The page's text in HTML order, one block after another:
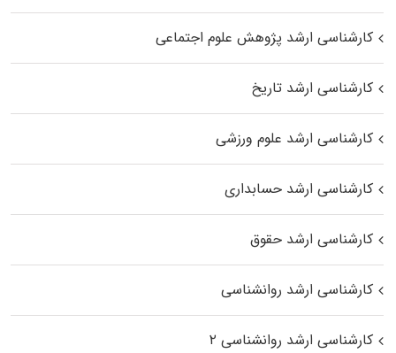
کارشناسی ارشد پژوهش علوم اجتماعی
کارشناسی ارشد تاریخ
کارشناسی ارشد علوم ورزشی
کارشناسی ارشد حسابداری
کارشناسی ارشد حقوق
کارشناسی ارشد روانشناسی
کارشناسی ارشد روانشناسی ۲